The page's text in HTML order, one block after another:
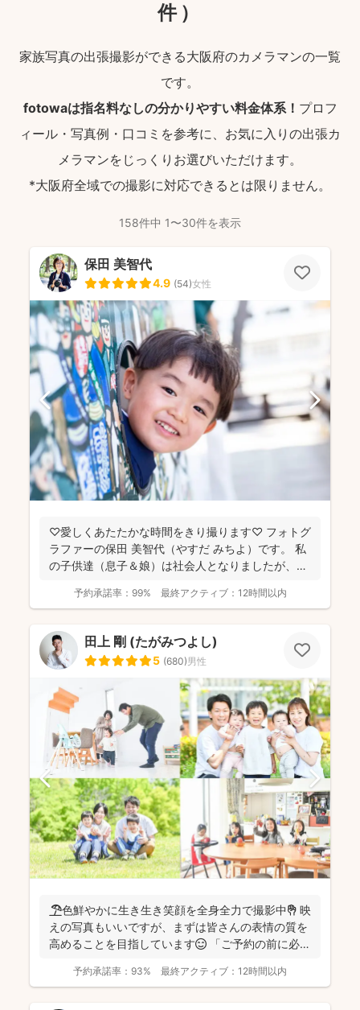
件）
家族写真の出張撮影ができる大阪府のカメラマンの一覧
です。
fotowaは指名料なしの分かりやすい料金体系！ プロフ
ィール・写真例・口コミを参考に、お気に入りの出張カ
メラマンをじっくりお選びいただけます。
*大阪府全域での撮影に対応できるとは限りません。
158件中 1〜30件を表示
保田 美智代
4.9 (54)女性
♡愛しくあたたかな時間をきり撮ります♡ フォトグ
ラファーの保田 美智代（やすだ みちよ）です。 私
の子供達（息子＆娘）は社会人となりましたが、今
予約承諾率： 99% 最終アクティブ： 12時間以内
田上 剛 (たがみつよし)
5 (680)男性
🏖️色鮮やかに生き生き笑顔を全身全力で撮影中✊ 映
えの写真もいいですが、まずは皆さんの表情の質を
高めることを目指しています😊 「ご予約の前に必ず
予約承諾率： 93% 最終アクティブ： 12時間以内